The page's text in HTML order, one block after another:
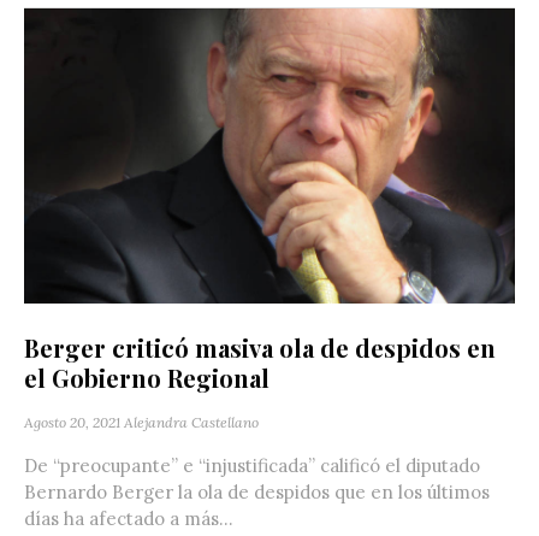
Berger criticó masiva ola de despidos en
el Gobierno Regional
Agosto 20, 2021 Alejandra Castellano
De “preocupante” e “injustificada” calificó el diputado
Bernardo Berger la ola de despidos que en los últimos
días ha afectado a más...